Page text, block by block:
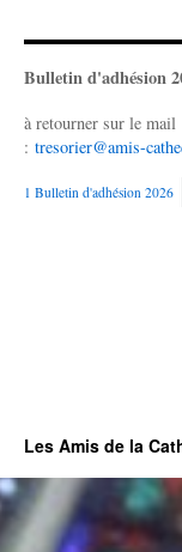
Bulletin d'adhésion
à retourner sur le mail
: tresorier@amis-
1 Bulletin d'adhésion 2026
Les Amis de la